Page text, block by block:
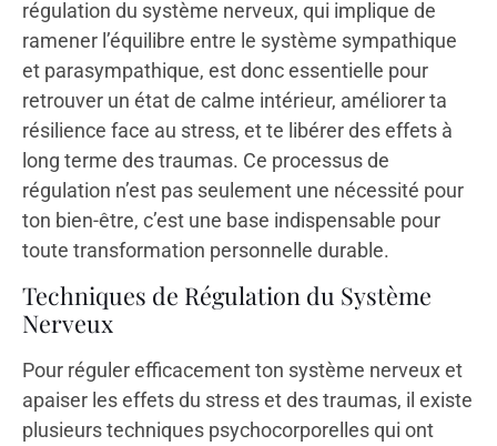
régulation du système nerveux, qui implique de
ramener l’équilibre entre le système sympathique
et parasympathique, est donc essentielle pour
retrouver un état de calme intérieur, améliorer ta
résilience face au stress, et te libérer des effets à
long terme des traumas. Ce processus de
régulation n’est pas seulement une nécessité pour
ton bien-être, c’est une base indispensable pour
toute transformation personnelle durable.
Techniques de Régulation du Système
Nerveux
Pour réguler efficacement ton système nerveux et
apaiser les effets du stress et des traumas, il existe
plusieurs techniques psychocorporelles qui ont